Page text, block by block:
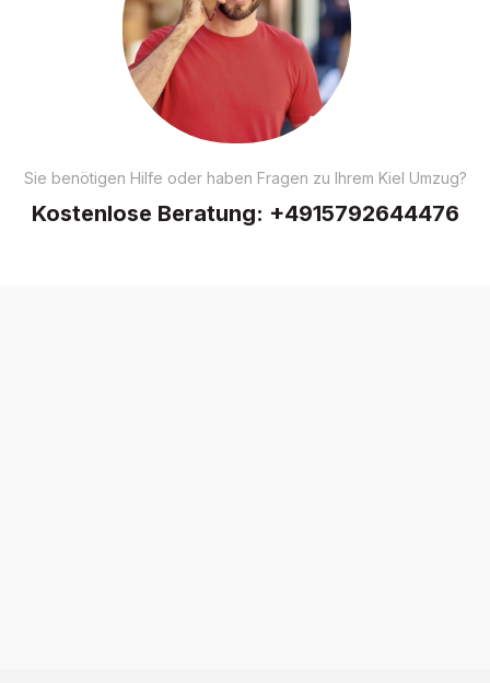
Sie benötigen Hilfe oder haben Fragen zu Ihrem Kiel Umzug?
Kostenlose Beratung: +4915792644476